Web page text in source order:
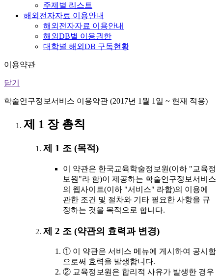
주제별 리스트
해외전자자료 이용안내
해외전자자료 이용안내
해외DB별 이용권한
대학별 해외DB 구독현황
이용약관
닫기
학술연구정보서비스 이용약관 (2017년 1월 1일 ~ 현재 적용)
제 1 장 총칙
제 1 조 (목적)
이 약관은 한국교육학술정보원(이하 "교육정
보원"라 함)이 제공하는 학술연구정보서비스
의 웹사이트(이하 "서비스" 라함)의 이용에
관한 조건 및 절차와 기타 필요한 사항을 규
정하는 것을 목적으로 합니다.
제 2 조 (약관의 효력과 변경)
① 이 약관은 서비스 메뉴에 게시하여 공시함
으로써 효력을 발생합니다.
② 교육정보원은 합리적 사유가 발생한 경우